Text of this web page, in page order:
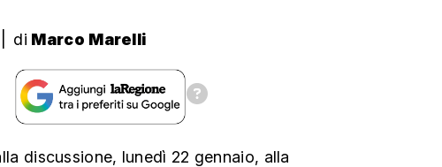
di Marco Marelli
discussione, lunedì 22 gennaio, alla